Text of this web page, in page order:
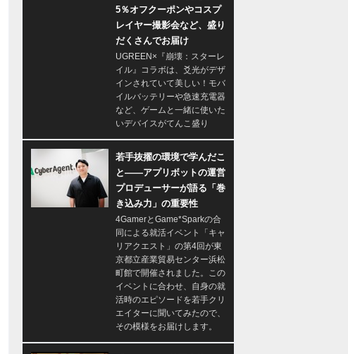
5％オフクーポンやコスプ
レイヤー撮影会など、盛り
だくさんでお届け
UGREEN×『崩壊：スターレ
イル』コラボは、爻光がデザ
インされていて美しい！モバ
イルバッテリーや急速充電器
など、ゲームと一緒に使いた
いデバイスがてんこ盛り
若手抜擢の環境で学んだこ
と――アプリボットの運営
プロデューサーが語る「巻
き込み力」の重要性
4GamerとGame*Sparkの合
同による就活イベント「キャ
リアクエスト」の第4回が東
京都立産業貿易センター浜松
町館で開催されました。この
イベントに合わせ、自身の就
活時のエピソードを若手クリ
エイターに聞いてみたので、
その模様をお届けします。